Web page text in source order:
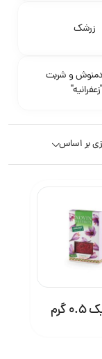
زرشک
دمنوش و شربت
"زعفرانیه"
بر اساس
گرم